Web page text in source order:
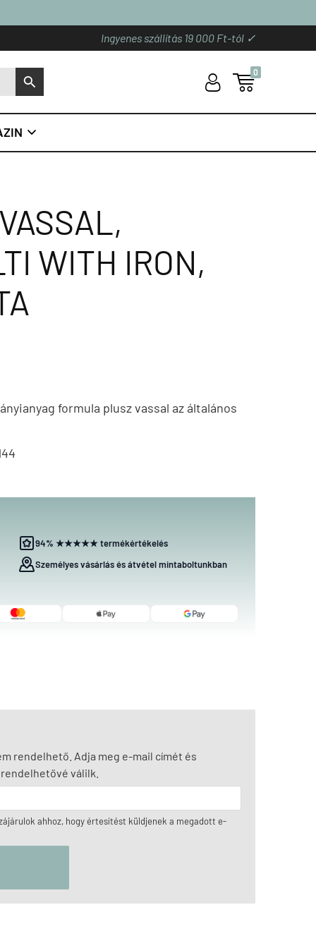
Ingyenes szállítás 19 000 Ft-tól ✓
S U 
0

WITH IRON,
formula plusz vassal az általános
94% ★★★★★ termékértékelés
Személyes vásárlás és átvétel mintaboltunkban
rendelhető. Adja meg e-mail címét és
válilk.
ahhoz, hogy értesítést küldjenek a megadott e-